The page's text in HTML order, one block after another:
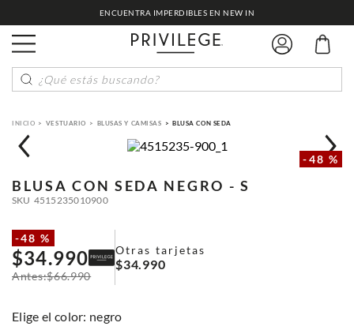
ENCUENTRA IMPERDIBLES EN NEW IN
¿Qué estás buscando?
VESTUARIO BLUSAS Y CAMISAS BLUSA CON SEDA
-48 %
BLUSA CON SEDA NEGRO - S
SKU 4515235010900
-48 %
$34.990
$66.990
Otras tarjetas
$34.990
: negro